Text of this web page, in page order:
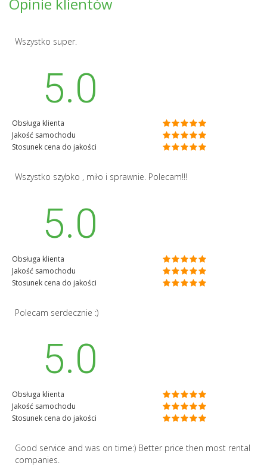
Opinie klientów
Wszystko super.
5.0
Obsługa klienta
Jakość samochodu
Stosunek cena do jakości
Wszystko szybko , miło i sprawnie. Polecam!!!
5.0
Obsługa klienta
Jakość samochodu
Stosunek cena do jakości
Polecam serdecznie :)
5.0
Obsługa klienta
Jakość samochodu
Stosunek cena do jakości
Good service and was on time:) Better price then most rental
companies.